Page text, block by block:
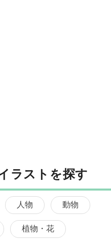
ラストを探す
人物 動物
植物・花